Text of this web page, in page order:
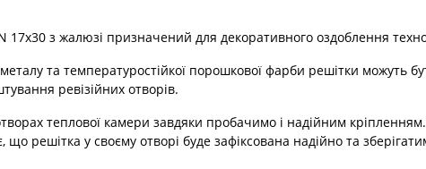
17х30 з жалюзі призначений для декоративного оздоблення
та температуростійкої порошкової фарби решітки можуть
ревізійних отворів.
теплової камери завдяки пробачимо і надійним
решітка у своєму отворі буде зафіксована надійно та